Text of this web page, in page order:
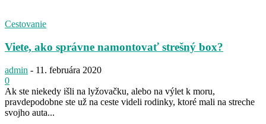
Cestovanie
Viete, ako správne namontovať strešný box?
admin - 11. februára 2020
0
Ak ste niekedy išli na lyžovačku, alebo na výlet k moru,
pravdepodobne ste už na ceste videli rodinky, ktoré mali na streche
svojho auta...